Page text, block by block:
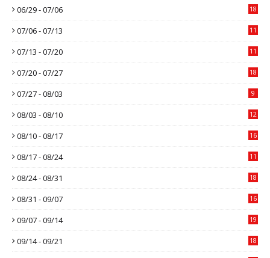
06/29 - 07/06 18
07/06 - 07/13 11
07/13 - 07/20 11
07/20 - 07/27 18
07/27 - 08/03 9
08/03 - 08/10 12
08/10 - 08/17 16
08/17 - 08/24 11
08/24 - 08/31 18
08/31 - 09/07 16
09/07 - 09/14 19
09/14 - 09/21 18